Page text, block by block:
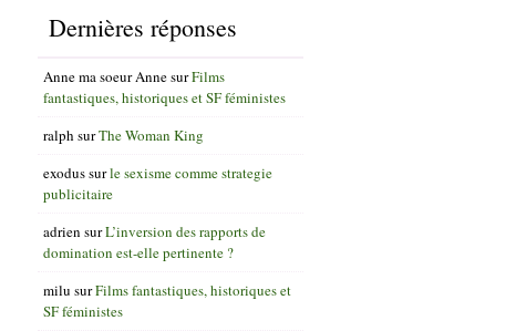
Dernières réponses
Anne ma soeur AnnesurFilms
fantastiques, historiques et SF féministes
ralph surThe Woman King
exodussurle sexisme comme strategie
publicitaire
adrien surL’inversion des rapports de
domination est-elle pertinente ?
milu surFilms fantastiques, historiques et
SF féministes